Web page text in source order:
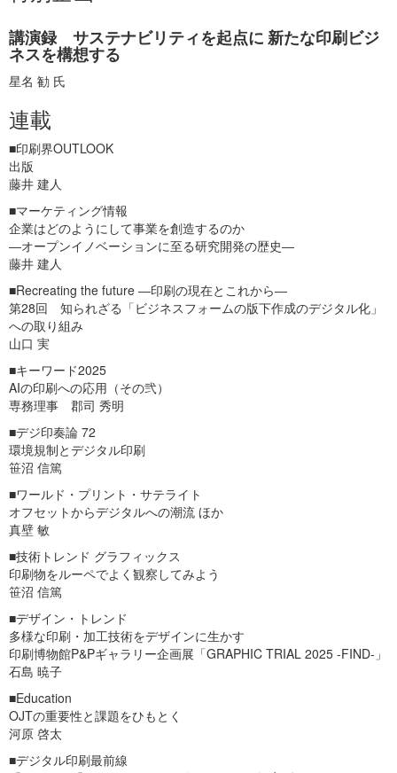
講演録 サステナビリティを起点に 新たな印刷ビジ
ネスを構想する
星名 勧 氏
連載
■印刷界OUTLOOK
出版
藤井 建人
■マーケティング情報
企業はどのようにして事業を創造するのか
―オープンイノベーションに至る研究開発の歴史―
藤井 建人
■Recreating the future ―印刷の現在とこれから―
第28回 知られざる「ビジネスフォームの版下作成のデジタル化」
への取り組み
山口 実
■キーワード2025
AIの印刷への応用（その弐）
専務理事 郡司 秀明
■デジ印奏論 72
環境規制とデジタル印刷
笹沼 信篤
■ワールド・プリント・サテライト
オフセットからデジタルへの潮流 ほか
真壁 敏
■技術トレンド グラフィックス
印刷物をルーペでよく観察してみよう
笹沼 信篤
■デザイン・トレンド
多様な印刷・加工技術をデザインに生かす
印刷博物館P&Pギャラリー企画展「GRAPHIC TRIAL 2025 -FIND-」
石島 暁子
■Education
OJTの重要性と課題をひもとく
河原 啓太
■デジタル印刷最前線